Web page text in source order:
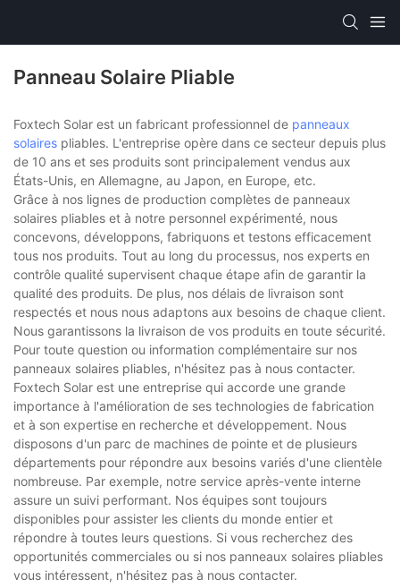
Panneau Solaire Pliable
Foxtech Solar est un fabricant professionnel de panneaux
solaires pliables. L'entreprise opère dans ce secteur depuis plus
de 10 ans et ses produits sont principalement vendus aux
États-Unis, en Allemagne, au Japon, en Europe, etc.
Grâce à nos lignes de production complètes de panneaux
solaires pliables et à notre personnel expérimenté, nous
concevons, développons, fabriquons et testons efficacement
tous nos produits. Tout au long du processus, nos experts en
contrôle qualité supervisent chaque étape afin de garantir la
qualité des produits. De plus, nos délais de livraison sont
respectés et nous nous adaptons aux besoins de chaque client.
Nous garantissons la livraison de vos produits en toute sécurité.
Pour toute question ou information complémentaire sur nos
panneaux solaires pliables, n'hésitez pas à nous contacter.
Foxtech Solar est une entreprise qui accorde une grande
importance à l'amélioration de ses technologies de fabrication
et à son expertise en recherche et développement. Nous
disposons d'un parc de machines de pointe et de plusieurs
départements pour répondre aux besoins variés d'une clientèle
nombreuse. Par exemple, notre service après-vente interne
assure un suivi performant. Nos équipes sont toujours
disponibles pour assister les clients du monde entier et
répondre à toutes leurs questions. Si vous recherchez des
opportunités commerciales ou si nos panneaux solaires pliables
vous intéressent, n'hésitez pas à nous contacter.